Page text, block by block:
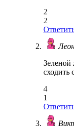
2
2
Зеленой
сходить
4
1